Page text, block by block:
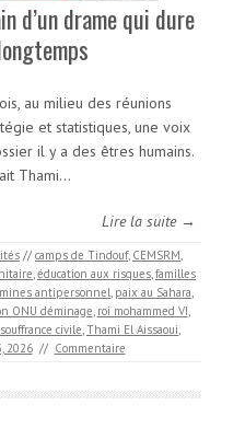
d’un drame qui dure
au milieu des réunions
et statistiques, une voix
il y a des êtres humains.
Thami…
Lire la suite →
// camps de Tindouf, CEMSRM,
,éducation aux risques,familles
mines antipersonnel, paix au Sahara,
ONU déminage, roi mohammed VI,
souffrance civile,Thami El Aissaoui,
2026 // Commentaire